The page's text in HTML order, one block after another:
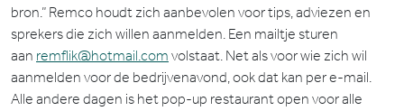
bron.” Remco houdt zich aanbevolen voor tips, adviezen en
sprekers die zich willen aanmelden. Een mailtje sturen
aan remflik@hotmail.com volstaat. Net als voor wie zich wil
aanmelden voor de bedrijvenavond, ook dat kan per e-mail.
Alle andere dagen is het pop-up restaurant open voor alle